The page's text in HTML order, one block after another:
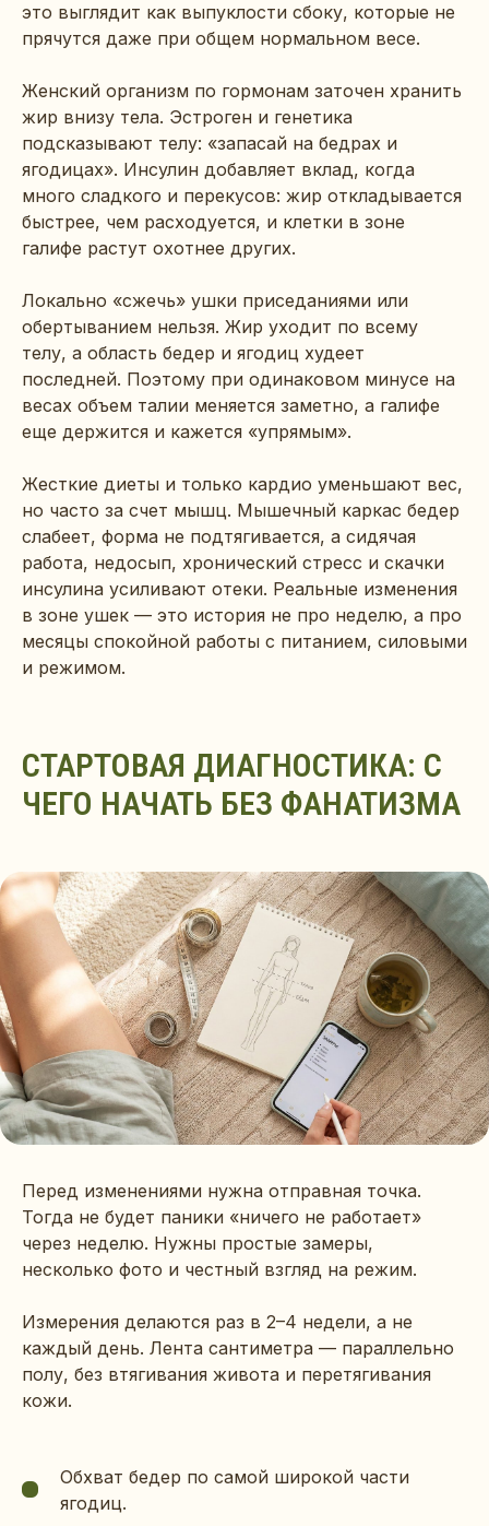
это выглядит как выпуклости сбоку, которые не
прячутся даже при общем нормальном весе.
Женский организм по гормонам заточен хранить
жир внизу тела. Эстроген и генетика
подсказывают телу: «запасай на бедрах и
ягодицах». Инсулин добавляет вклад, когда
много сладкого и перекусов: жир откладывается
быстрее, чем расходуется, и клетки в зоне
галифе растут охотнее других.
Локально «сжечь» ушки приседаниями или
обертыванием нельзя. Жир уходит по всему
телу, а область бедер и ягодиц худеет
последней. Поэтому при одинаковом минусе на
весах объем талии меняется заметно, а галифе
еще держится и кажется «упрямым».
Жесткие диеты и только кардио уменьшают вес,
но часто за счет мышц. Мышечный каркас бедер
слабеет, форма не подтягивается, а сидячая
работа, недосып, хронический стресс и скачки
инсулина усиливают отеки. Реальные изменения
в зоне ушек — это история не про неделю, а про
месяцы спокойной работы с питанием, силовыми
и режимом.
СТАРТОВАЯ ДИАГНОСТИКА: С
ЧЕГО НАЧАТЬ БЕЗ ФАНАТИЗМА
Перед изменениями нужна отправная точка.
Тогда не будет паники «ничего не работает»
через неделю. Нужны простые замеры,
несколько фото и честный взгляд на режим.
Измерения делаются раз в 2–4 недели, а не
каждый день. Лента сантиметра — параллельно
полу, без втягивания живота и перетягивания
кожи.
Обхват бедер по самой широкой части
ягодиц.